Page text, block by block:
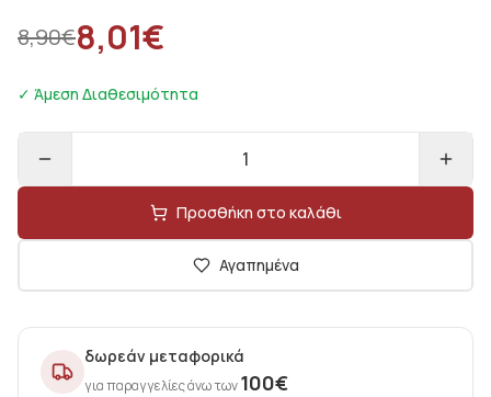
8,90€8,01€
✓ Άμεση Διαθεσιμότητα
1
Προσθήκη στο καλάθι
Αγαπημένα
δωρεάν μεταφορικά
για παραγγελίες άνω των100€